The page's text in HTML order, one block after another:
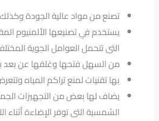
تصنع من مواد عالية الجودة وكذلك
يستخدم في تصنيعها الألمنيوم
التى تتحمل العوامل الجوية
من السهل فتحها وغلقها عن بعد
بها تقنيات لمنع تراكم المياه
يضاف لها بعض من التجهيزات
الشمسية التى توفر الإضاءة أثناء